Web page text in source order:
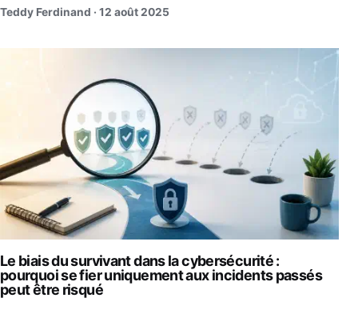
Teddy Ferdinand · 12 août 2025
Le biais du survivant dans la cybersécurité :
pourquoi se fier uniquement aux incidents passés
peut être risqué